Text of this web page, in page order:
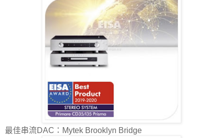
最佳串流DAC：Mytek Brooklyn Bridge